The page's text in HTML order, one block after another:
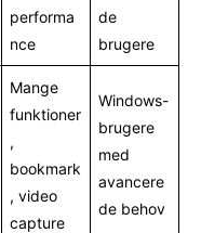
performa
nce
de
brugere
Mange
funktioner
,
bookmark
, video
capture
Windows-
brugere
med
avancere
de behov